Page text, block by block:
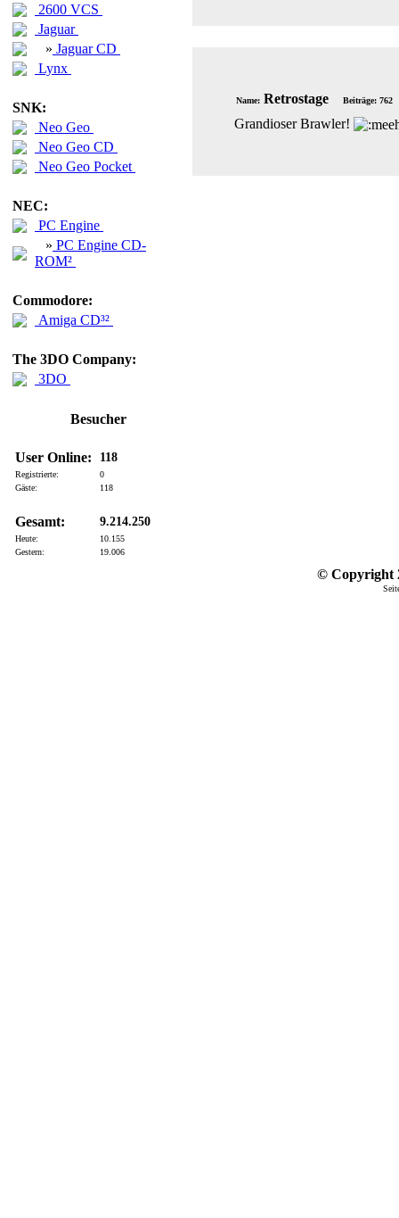
2600 VCS
Jaguar
» Jaguar CD
Lynx
SNK:
Neo Geo
Neo Geo CD
Neo Geo Pocket
NEC:
PC Engine
» PC Engine CD-
ROM²
Commodore:
Amiga CD³²
The 3DO Company:
3DO
Besucher
User Online: 118
Registrierte:
0
Gäste:
118
Gesamt: 9.214.250
Heute:
10.155
Gestern:
19.006
Name: Retrostage Beiträge: 762
Grandioser Brawler!
© Copyright